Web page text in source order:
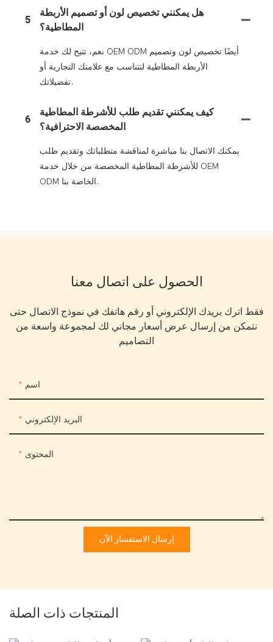
5
هل يمكنني تخصيص لون أو تصميم الأربطة
المطاطية؟
نعم، تتيح لك خدمة OEM ODM أيضًا تخصيص لون وتصميم
الأربطة المطاطية لتتناسب مع علامتك التجارية أو
تفضيلاتك.
6
كيف يمكنني تقديم طلب للأشرطة المطاطية
المخصصة الاحترافية؟
يمكنك الاتصال بنا مباشرة لمناقشة متطلباتك وتقديم طلب
للأشرطة المطاطية المخصصة من خلال خدمة OEM
ODM الخاصة بنا.
الحصول على اتصال معنا
فقط اترك بريدك الإلكتروني أو رقم هاتفك في نموذج الاتصال حتى
نتمكن من إرسال عرض أسعار مجاني لك لمجموعة واسعة من
التصاميم
اسم
البريد الإلكتروني
المحتوى
إرسال الاستفسار الآن
المنتجات ذات الصلة